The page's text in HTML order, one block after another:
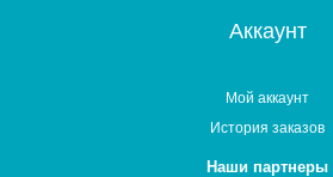
Аккаунт
Мой аккаунт
История заказов
Наши партнеры